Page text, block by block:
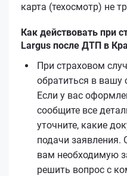
карта (техосмотр) не
Как действовать при
Largus после ДТП в
При страховом
обратиться в
Если у вас
сообщите все
уточните, какие
подачи заявления.
вам необходимую
решить вопрос с